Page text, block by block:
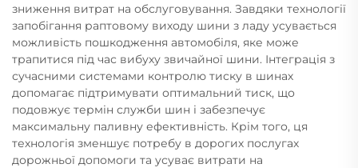
зниження витрат на обслуговування. Завдяки технології
запобігання раптовому виходу шини з ладу усувається
можливість пошкодження автомобіля, яке може
трапитися під час вибуху звичайної шини. Інтеграція з
сучасними системами контролю тиску в шинах
допомагає підтримувати оптимальний тиск, що
подовжує термін служби шин і забезпечує
максимальну паливну ефективність. Крім того, ця
технологія зменшує потребу в дорогих послугах
дорожньої допомоги та усуває витрати на